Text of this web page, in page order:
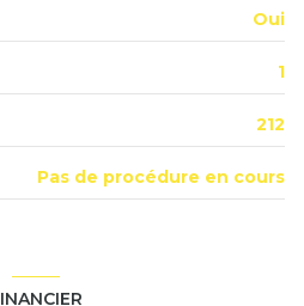
Oui
1
212
Pas de procédure en cours